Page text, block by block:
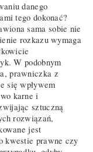
danego
tego dokonać?
sama sobie nie
rozkazu wymaga
W podobnym
prawniczka z
się wpływem
karne i
sztuczną
rozwiązań,
jest
kwestie prawne czy